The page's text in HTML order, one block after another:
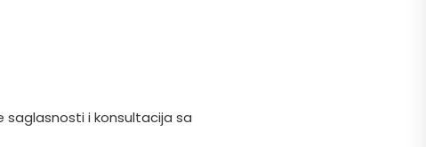
i konsultacija sa